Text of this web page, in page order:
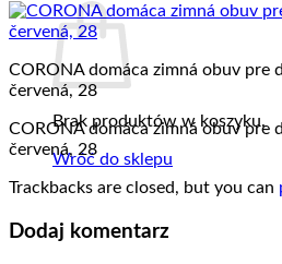
Brak produktów w koszyku.
Wróć do sklepu
CORONA domáca zimná obuv pre
červená, 28
CORONA domáca zimná obuv pre
červená, 28
Trackbacks are closed, but you can
Dodaj komentarz